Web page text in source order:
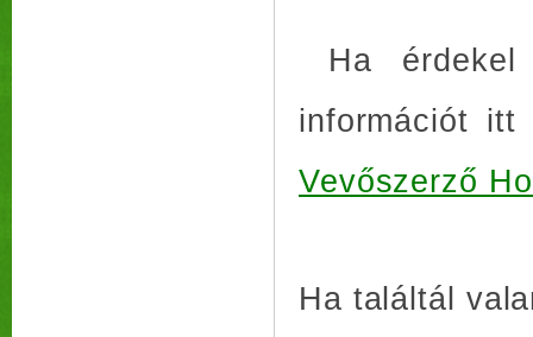
Ha érdekel
információt itt
Vevőszerző
Ha találtál